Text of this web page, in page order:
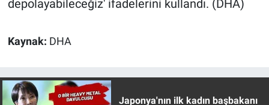
depolayabileceğiz' ifadelerini kullandı. (DHA)
Kaynak: DHA
Japonya'nın ilk kadın başbakanı